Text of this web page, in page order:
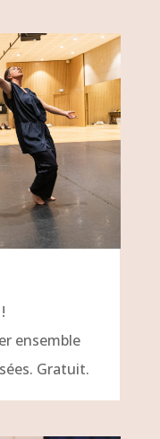
ensemble
Gratuit.